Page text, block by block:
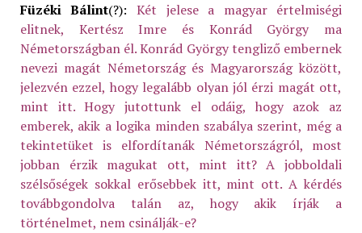
Füzéki Bálint(?): Két jelese a magyar értelmiségi
elitnek, Kertész Imre és Konrád György ma
Németországban él. Konrád György tengliző embernek
nevezi magát Németország és Magyarország között,
jelezvén ezzel, hogy legalább olyan jól érzi magát ott,
mint itt. Hogy jutottunk el odáig, hogy azok az
emberek, akik a logika minden szabálya szerint, még a
tekintetüket is elfordítanák Németországról, most
jobban érzik magukat ott, mint itt? A jobboldali
szélsőségek sokkal erősebbek itt, mint ott. A kérdés
továbbgondolva talán az, hogy akik írják a
történelmet, nem csinálják-e?